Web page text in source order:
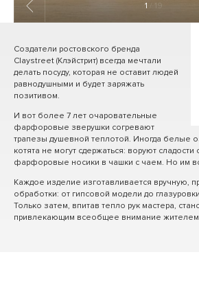
1 / 19
Создатели ростовского бренда
Claystreet (Клэйстрит) всегда мечтали
делать посуду, которая не оставит людей
равнодушными и будет заряжать
позитивом.
И вот более 7 лет очаровательные
фарфоровые зверушки согревают
трапезы душевной теплотой. Иногда белые
котята не могут сдержаться: воруют сладости
фарфоровые носики в чашки с чаем. Но им
Каждое изделие изготавливается вручную,
обработки: от гипсовой модели до
Только затем, впитав тепло рук мастера,
привлекающим всеобщее внимание жителем